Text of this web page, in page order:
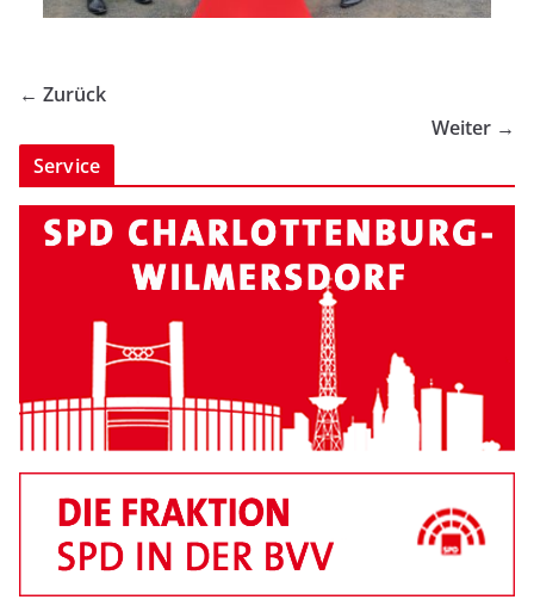
← Zurück
Weiter →
Service